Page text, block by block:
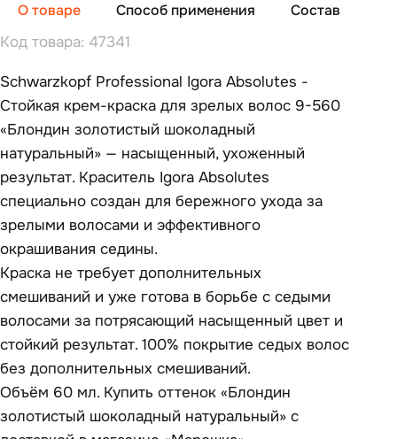
О товаре Способ применения Состав
Код товара: 47341
Schwarzkopf Professional Igora Absolutes -
Стойкая крем-краска для зрелых волос 9-560
«Блондин золотистый шоколадный
натуральный» — насыщенный, ухоженный
результат. Краситель Igora Absolutes
специально создан для бережного ухода за
зрелыми волосами и эффективного
окрашивания седины.
Краска не требует дополнительных
смешиваний и уже готова в борьбе с седыми
волосами за потрясающий насыщенный цвет и
стойкий результат. 100% покрытие седых волос
без дополнительных смешиваний.
Объём 60 мл. Купить оттенок «Блондин
золотистый шоколадный натуральный» с